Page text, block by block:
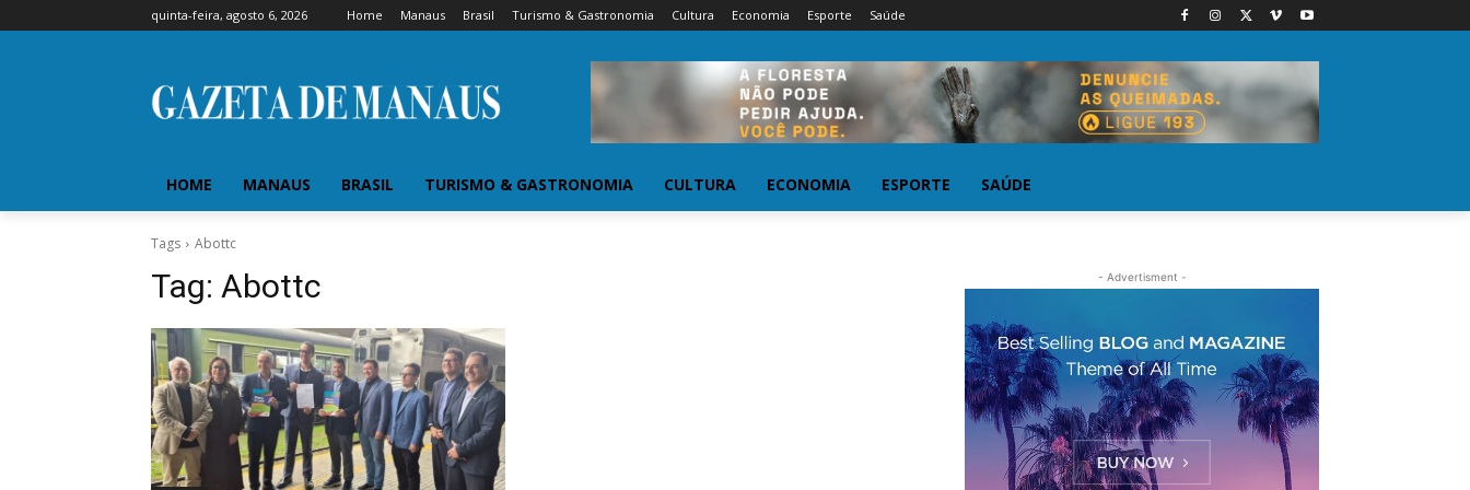
quinta-feira, agosto 6, 2026 Home Manaus Brasil Turismo & Gastronomia Cultura Economia Esporte Saúde
HOME MANAUS BRASIL TURISMO & GASTRONOMIA CULTURA ECONOMIA ESPORTE SAÚDE
Tags Abottc
Tag: Abottc - Advertisment -